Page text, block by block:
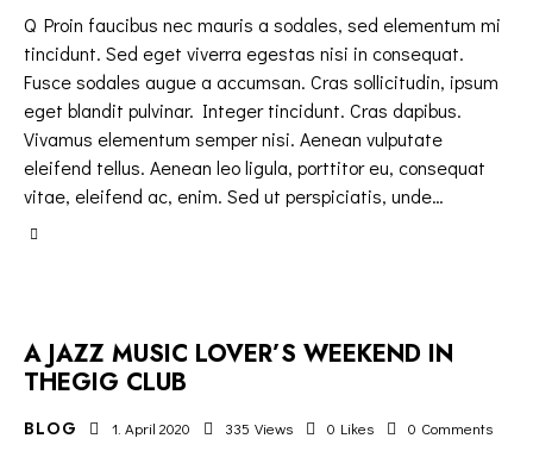
Q Proin faucibus nec mauris a sodales, sed elementum mi
tincidunt. Sed eget viverra egestas nisi in consequat.
Fusce sodales augue a accumsan. Cras sollicitudin, ipsum
eget blandit pulvinar. Integer tincidunt. Cras dapibus.
Vivamus elementum semper nisi. Aenean vulputate
eleifend tellus. Aenean leo ligula, porttitor eu, consequat
vitae, eleifend ac, enim. Sed ut perspiciatis, unde…
A JAZZ MUSIC LOVER’S WEEKEND IN
THEGIG CLUB
BLOG 1. April 2020 335 Views 0 Likes 0 Comments